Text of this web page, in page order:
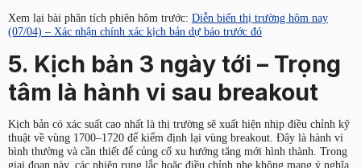
Xem lại bài phân tích phiên hôm trước: Diễn biến thị trường hôm nay
(07/04) – Xác nhận chính xác kịch bản dự báo trước đó
5. Kịch bản 3 ngày tới – Trọng
tâm là hành vi sau breakout
Kịch bản có xác suất cao nhất là thị trường sẽ xuất hiện nhịp điều chỉnh kỹ
thuật về vùng 1700–1720 để kiểm định lại vùng breakout. Đây là hành vi
bình thường và cần thiết để củng cố xu hướng tăng mới hình thành. Trong
giai đoạn này, các phiên rung lắc hoặc điều chỉnh nhẹ không mang ý nghĩa